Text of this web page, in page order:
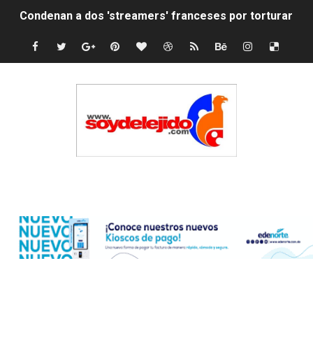
Nuevo Código Penal: hasta 20 años de cárcel por robo
La nube sahariana número 14 se ha alejado de
Tasa del dólar jueves 06 de agosto de 2026
Indomet pronostica temperaturas de hasta 35 °C para
JAPY VERDEI MISS MICHELL ROSARIO
Dólar bajó 9 cts. y era vendido a $58.44; el euro subió a